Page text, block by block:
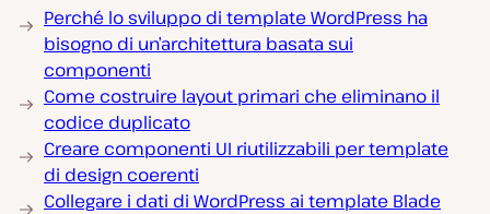
Perché lo sviluppo di template WordPress ha
bisogno di un’architettura basata sui
componenti
Come costruire layout primari che eliminano il
codice duplicato
Creare componenti UI riutilizzabili per template
di design coerenti
Collegare i dati di WordPress ai template Blade